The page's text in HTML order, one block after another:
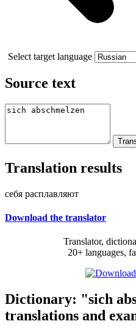
Select target language
Source text
Translation results
себя расплавляют
Download the translator
Translator,
20+ languages,
Dictionary: "sich
translations and